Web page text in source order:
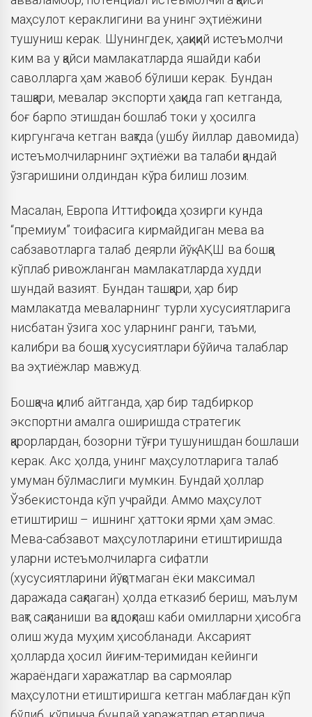
маҳсулот кераклигини ва унинг эҳтиёжини
тушуниш керак. Шунингдек, ҳақиқий истеъмолчи
ким ва у қайси мамлакатларда яшайди каби
саволларга ҳам жавоб бўлиши керак. Бундан
ташқари, мевалар экспорти ҳақида гап кетганда,
боғ барпо этишдан бошлаб токи у ҳосилга
киргунгача кетган вақтда (ушбу йиллар давомида)
истеъмолчиларнинг эҳтиёжи ва талаби қандай
ўзгаришини олдиндан кўра билиш лозим.
Масалан, Европа Иттифоқида ҳозирги кунда
“премиум” тоифасига кирмайдиган мева ва
сабзавотларга талаб деярли йўқ. АҚШ ва бошқа
кўплаб ривожланган мамлакатларда худди
шундай вазият. Бундан ташқари, ҳар бир
мамлакатда меваларнинг турли хусусиятларига
нисбатан ўзига хос уларнинг ранги, таъми,
калибри ва бошқа хусусиятлари бўйича талаблар
ва эҳтиёжлар мавжуд.
Бошқача қилиб айтганда, ҳар бир тадбиркор
экспортни амалга оширишда стратегик
қарорлардан, бозорни тўғри тушунишдан бошлаши
керак. Акс ҳолда, унинг маҳсулотларига талаб
умуман бўлмаслиги мумкин. Бундай ҳоллар
Ўзбекистонда кўп учрайди. Аммо маҳсулот
етиштириш – ишнинг ҳаттоки ярми ҳам эмас.
Мева-сабзавот маҳсулотларини етиштиришда
уларни истеъмолчиларга сифатли
(хусусиятларини йўқотмаган ёки максимал
даражада сақлаган) ҳолда етказиб бериш, маълум
вақт сақланиши ва қадоқлаш каби омилларни ҳисобга
олиш жуда муҳим ҳисобланади. Аксарият
ҳолларда ҳосил йиғим-теримидан кейинги
жараёндаги харажатлар ва сармоялар
маҳсулотни етиштиришга кетган маблағдан кўп